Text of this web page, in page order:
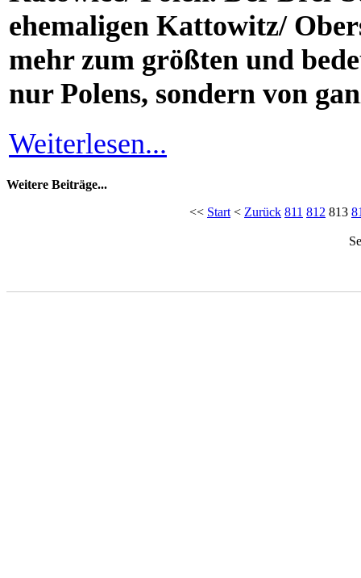
ehemaligen Kattowitz/
mehr zum größten und
nur Polens, sondern von
Weiterlesen...
Weitere Beiträge...
<< Start < Zurück 811 812 813